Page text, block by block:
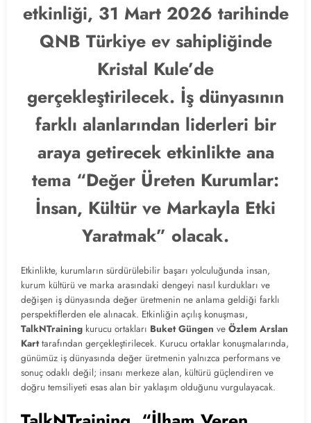
etkinliği, 31 Mart 2026 tarihinde
QNB Türkiye ev sahipliğinde
Kristal Kule’de
gerçekleştirilecek. İş dünyasının
farklı alanlarından liderleri bir
araya getirecek etkinlikte ana
tema “Değer Üreten Kurumlar:
İnsan, Kültür ve Markayla Etki
Yaratmak” olacak.
Etkinlikte, kurumların sürdürülebilir başarı yolculuğunda insan,
kurum kültürü ve marka arasındaki dengeyi nasıl kurdukları ve
değişen iş dünyasında değer üretmenin ne anlama geldiği farklı
perspektiflerden ele alınacak. Etkinliğin açılış konuşması,
TalkNTraining kurucu ortakları Buket Güngen ve Özlem Arslan
Karttarafından gerçekleştirilecek. Kurucu ortaklar konuşmalarında,
günümüz iş dünyasında değer üretmenin yalnızca performans ve
sonuç odaklı değil; insanı merkeze alan, kültürü güçlendiren ve
doğru temsiliyeti esas alan bir yaklaşım olduğunu vurgulayacak.